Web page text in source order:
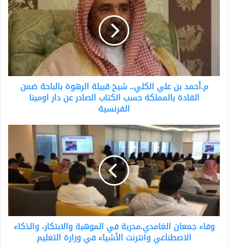
بالباحة
ضمن
القادة
بالمملكة
الصادر
عن
دار
اومینا
الفرنسیة
م.أحمد بن علي الكلي.. شیخ قبیلة الرھوة بالباحة ضمن
القادة بالمملكة حسب الكتاب الصادر عن دار اومینا
الفرنسیة
وفاء
جمعان
الغامدي.مدربة
في
الموهبة
والابتكار،
والذكاء
الاصطناعي
وانترنت
الأشياء
وفاء جمعان الغامدي.مدربة في الموهبة والابتكار، والذكاء
الاصطناعي وانترنت الأشياء في وزارة التعليم